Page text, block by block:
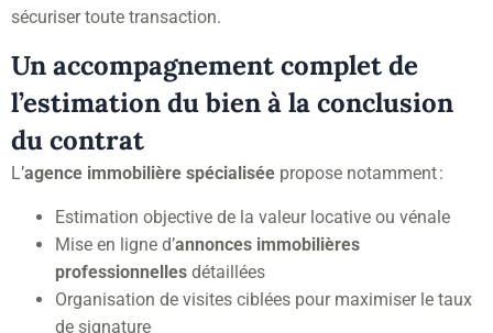
sécuriser toute transaction.
Un accompagnement complet de
l’estimation du bien à la conclusion
du contrat
L’agence immobilière spécialisée propose notamment :
Estimation objective de la valeur locative ou vénale
Mise en ligne d’annonces immobilières
professionnelles détaillées
Organisation de visites ciblées pour maximiser le taux
de signature